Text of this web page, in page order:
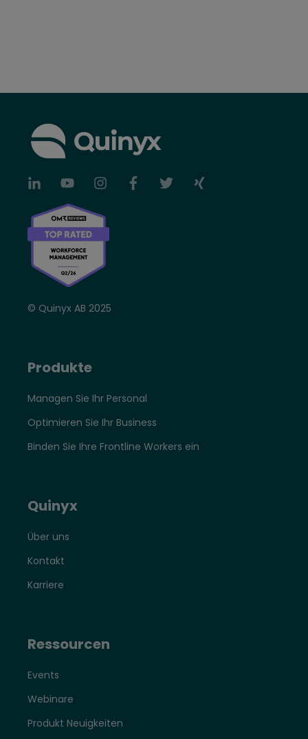
© Quinyx AB 2025
Produkte
Managen Sie Ihr Personal
Optimieren Sie Ihr Business
Binden Sie Ihre Frontline Workers ein
Quinyx
Über uns
Kontakt
Karriere
Ressourcen
Events
Webinare
Produkt Neuigkeiten